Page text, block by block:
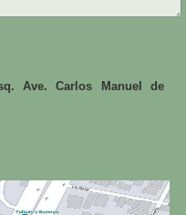
Ave. Carlos Manuel de